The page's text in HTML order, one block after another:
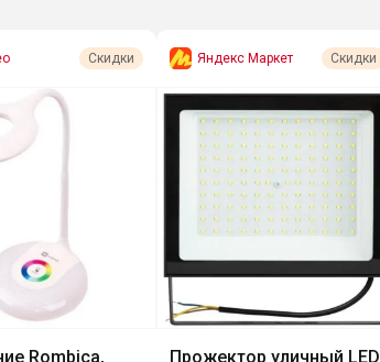
Скидки
Rombica,
Яндекс Маркет Скидки
Прожектор уличный LED